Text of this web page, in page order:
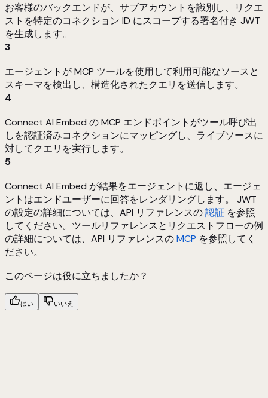
お客様のバックエンドが、サブアカウントを識別し、リクエ
ストを特定のコネクション ID にスコープする署名付き JWT
を生成します。
3
エージェントが MCP ツールを使用して利用可能なソースと
スキーマを検出し、構造化されたクエリを送信します。
4
Connect AI Embed の MCP エンドポイントがツール呼び出
しを認証済みコネクションにマッピングし、ライブソースに
対してクエリを実行します。
5
Connect AI Embed が結果をエージェントに返し、エージェ
ントはエンドユーザーに回答をレンダリングします。 JWT
の設定の詳細については、API リファレンスの認証 を参照
してください。ツールリファレンスとリクエストフローの例
の詳細については、API リファレンスのMCP を参照してく
ださい。
このページは役に立ちましたか？
はい いいえ